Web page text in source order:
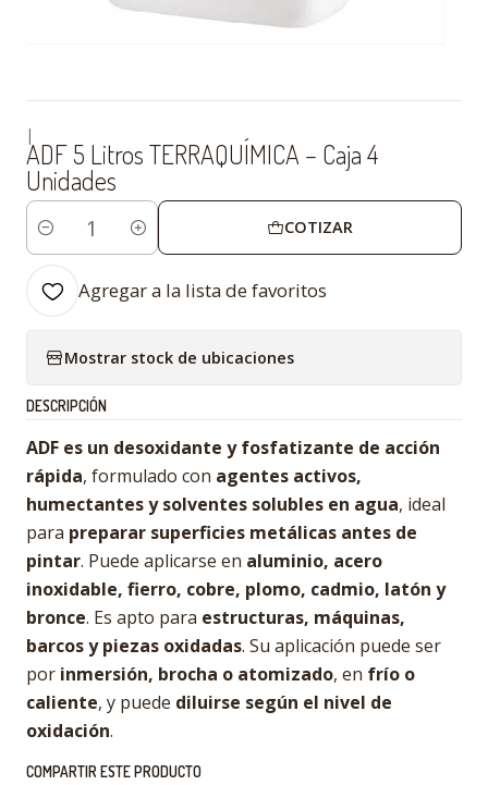
|
ADF 5 Litros TERRAQUÍMICA – Caja 4
Unidades
Cantidad
COTIZAR
Agregar a la lista de favoritos
Mostrar stock de ubicaciones
DESCRIPCIÓN
ADF es un desoxidante y fosfatizante de acción
rápida, formulado con agentes activos,
humectantes y solventes solubles en agua, ideal
para preparar superficies metálicas antes de
pintar. Puede aplicarse en aluminio, acero
inoxidable, fierro, cobre, plomo, cadmio, latón y
bronce. Es apto para estructuras, máquinas,
barcos y piezas oxidadas. Su aplicación puede ser
por inmersión, brocha o atomizado, en frío o
caliente, y puede diluirse según el nivel de
oxidación.
COMPARTIR ESTE PRODUCTO